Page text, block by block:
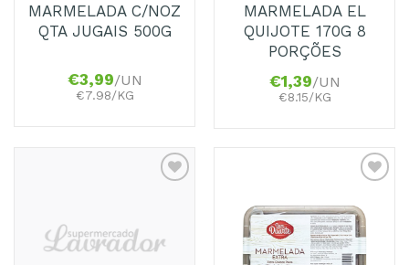
MARMELADA C/NOZ
QTA JUGAIS 500G
€3,99/UN
€7.98/KG
MARMELADA EL
QUIJOTE 170G 8
PORÇÕES
€1,39/UN
€8.15/KG
Favoritos
Adicionar
aos
Favoritos